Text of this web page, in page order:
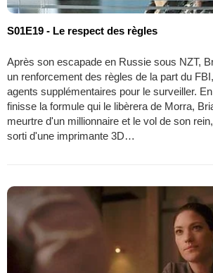
S01E19 - Le respect des règles
Après son escapade en Russie sous NZT,
un renforcement des règles de la part du
agents supplémentaires pour le surveiller.
finisse la formule qui le libèrera de Morra,
meurtre d'un millionnaire et le vol de son
sorti d'une imprimante 3D…